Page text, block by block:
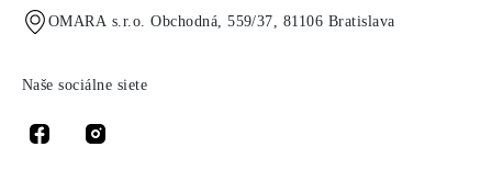
OMARA s.r.o. Obchodná, 559/37, 81106 Bratislava
Naše sociálne siete